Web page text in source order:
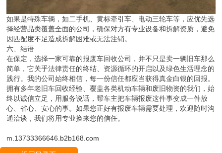
如果是特殊车辆，如二手机、黄标牵引车、电动三轮车等，应优先选
择经营品类覆盖全面的公司，确保对方有专业设备和拆解资质，避免
因匹配度不足造成拆解困难或无法注销。
六、结语
在保定，选择一家可靠的报废车回收公司，并不只是卖一辆旧车那么
简单，它关乎法律责任的终结、资源循环的开启以及绿色生活理念的
践行。我的公司始终相信，每一份信任都应当获得真金白银的回报。
拥有多年老旧车回收经验、覆盖各类机动车辆和废旧物资的我们，始
终以诚信立足，用服务说话，帮车主把车辆报废这件事变成一件放
心、省心、安心的事。如果您正好有报废车辆需要处理，欢迎随时沟
通洽谈，我们将用专业换来您的信任。
m.13733366646.b2b168.com